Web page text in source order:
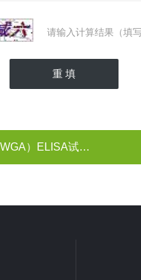
请输入计算结果（填
）ELISA试剂盒